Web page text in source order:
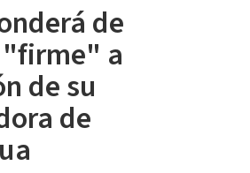
de
a
de su
de